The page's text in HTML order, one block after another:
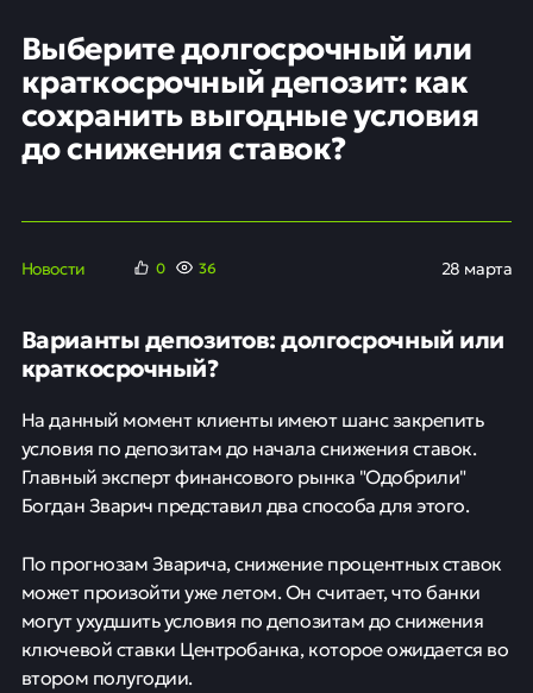
Выберите долгосрочный или
краткосрочный депозит: как
сохранить выгодные условия
до снижения ставок?
Новости 0 36 28 марта
Варианты депозитов: долгосрочный или
краткосрочный?
На данный момент клиенты имеют шанс закрепить
условия по депозитам до начала снижения ставок.
Главный эксперт финансового рынка "Одобрили"
Богдан Зварич представил два способа для этого.
По прогнозам Зварича, снижение процентных ставок
может произойти уже летом. Он считает, что банки
могут ухудшить условия по депозитам до снижения
ключевой ставки Центробанка, которое ожидается во
втором полугодии.